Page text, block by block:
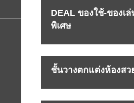
DEAL ของใช้-ของเ
พิเศษ
ชั้นวางตกแต่งห้องสว